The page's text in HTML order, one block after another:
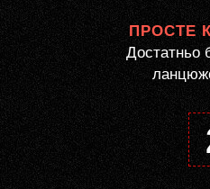
ПРОСТЕ
Достатньо